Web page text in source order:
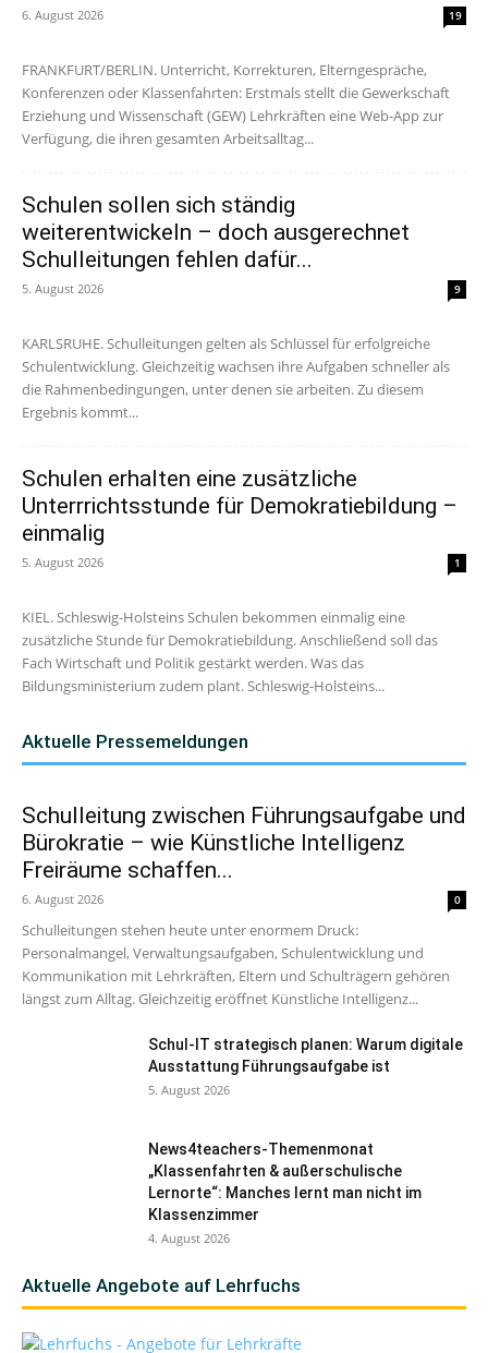
6. August 2026 19
FRANKFURT/BERLIN. Unterricht, Korrekturen, Elterngespräche,
Konferenzen oder Klassenfahrten: Erstmals stellt die Gewerkschaft
Erziehung und Wissenschaft (GEW) Lehrkräften eine Web-App zur
Verfügung, die ihren gesamten Arbeitsalltag...
Schulen sollen sich ständig
weiterentwickeln – doch ausgerechnet
Schulleitungen fehlen dafür...
5. August 2026 9
KARLSRUHE. Schulleitungen gelten als Schlüssel für erfolgreiche
Schulentwicklung. Gleichzeitig wachsen ihre Aufgaben schneller als
die Rahmenbedingungen, unter denen sie arbeiten. Zu diesem
Ergebnis kommt...
Schulen erhalten eine zusätzliche
Unterrrichtsstunde für Demokratiebildung –
einmalig
5. August 2026 1
KIEL. Schleswig-Holsteins Schulen bekommen einmalig eine
zusätzliche Stunde für Demokratiebildung. Anschließend soll das
Fach Wirtschaft und Politik gestärkt werden. Was das
Bildungsministerium zudem plant. Schleswig-Holsteins...
Aktuelle Pressemeldungen
Schulleitung zwischen Führungsaufgabe und
Bürokratie – wie Künstliche Intelligenz
Freiräume schaffen...
6. August 2026 0
Schulleitungen stehen heute unter enormem Druck:
Personalmangel, Verwaltungsaufgaben, Schulentwicklung und
Kommunikation mit Lehrkräften, Eltern und Schulträgern gehören
längst zum Alltag. Gleichzeitig eröffnet Künstliche Intelligenz...
Schul-IT strategisch planen: Warum digitale
Ausstattung Führungsaufgabe ist
5. August 2026
News4teachers-Themenmonat
„Klassenfahrten & außerschulische
Lernorte“: Manches lernt man nicht im
Klassenzimmer
4. August 2026
Aktuelle Angebote auf Lehrfuchs